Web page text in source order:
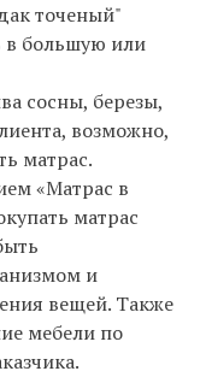
точеный"
в большую или
сосны, березы,
возможно,
матрас.
«Матрас в
матрас
и
вещей. Также
мебели по